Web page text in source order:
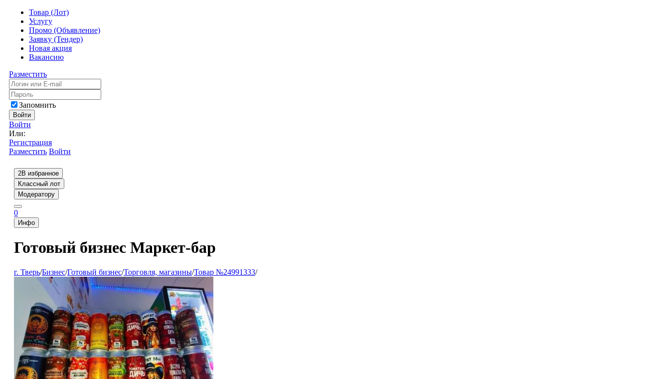
Товар (Лот)
Услугу
Промо (Объявление)
Заявку (Тендер)
Новая акция
Вакансию
Разместить
Запомнить
Войти
Войти
Или:
Регистрация
Разместить Войти
2В избранное
Классный лот
Модератору
0
Инфо
Готовый бизнес Маркет-бар
г. Тверь/Бизнес/Готовый бизнес/Торговля, магазины/Товар №24991333/